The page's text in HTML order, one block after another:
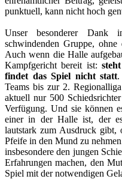
punktuell, kann nicht hoch
Unser besonderer
schwindenden Gruppe,
Auch wenn die Halle
Kampfgericht bereit ist:
findet das Spiel nicht statt.
Teams bis zur 2.
aktuell nur 500
Verfügung. Und sie können
einer in der Halle ist, der
lautstark zum Ausdruck
Pfeife in den Mund zu
insbesondere den jungen
Erfahrungen machen, den
Spiel mit der notwendigen